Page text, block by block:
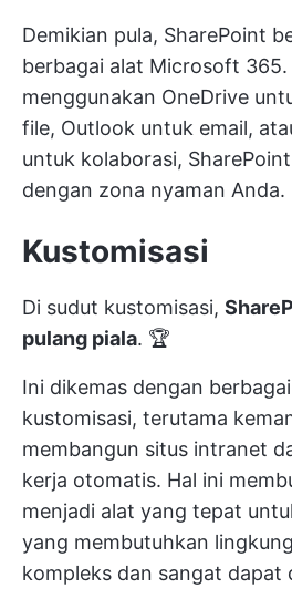
Demikian pula, SharePoint
berbagai alat Microsoft 365.
menggunakan OneDrive
file, Outlook untuk email,
untuk kolaborasi,
dengan zona nyaman Anda.
Kustomisasi
Di sudut kustomisasi,
pulang piala. 🏆
Ini dikemas dengan
kustomisasi, terutama
membangun situs intranet
kerja otomatis. Hal ini
menjadi alat yang tepat
yang membutuhkan
kompleks dan sangat dapat